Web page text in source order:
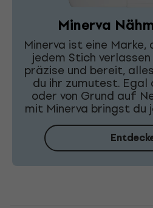
Minerva
Minerva ist eine
jedem Stich
präzise und bereit,
du ihr zumutest.
oder von Grund auf
mit Minerva bringst du